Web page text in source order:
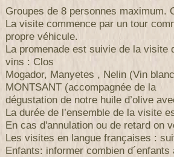
Groupes de 8 personnes maximum.
La visite commence par un tour
propre véhicule.
La promenade est suivie de la visite
vins : Clos
Mogador, Manyetes , Nelin (Vin
MONTSANT (accompagnée de la
dégustation de notre huile d’olive
La durée de l’ensemble de la visite
En cas d'annulation ou de retard on
Les visites en langue françaises :
Enfants: informer combien